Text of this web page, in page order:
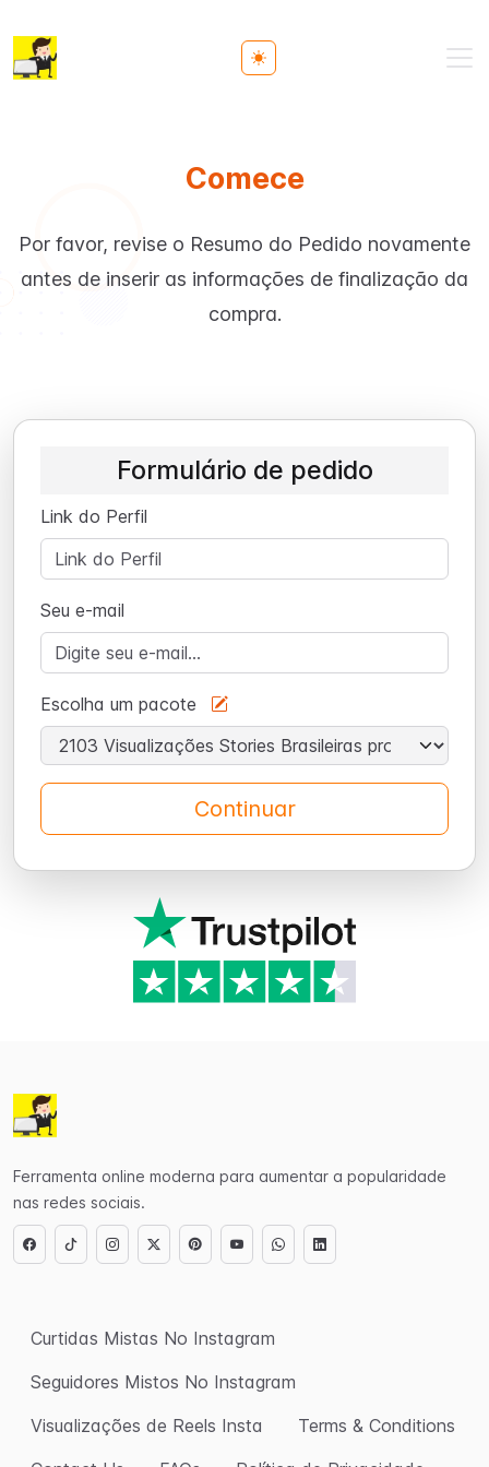
Toggle theme
Comece
Por favor, revise o Resumo do Pedido novamente
antes de inserir as informações de finalização da
compra.
Formulário de pedido
Link do Perfil
Seu e-mail
Escolha um pacote
Continuar
Ferramenta online moderna para aumentar a popularidade
nas redes sociais.
Curtidas Mistas No Instagram
Seguidores Mistos No Instagram
Visualizações de Reels Insta
Terms & Conditions